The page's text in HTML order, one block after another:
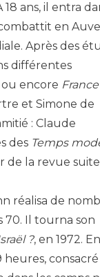
ans, il entra
en
Après des
différentes
ou encore
et Simone de
: Claude
des Temps
de la revue
réalisa de
70. Il tourna son
?, en 1972.
consacré